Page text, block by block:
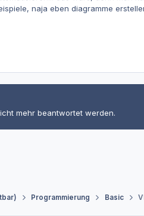
naja eben diagramme
mehr beantwortet werden.
Programmierung Basic